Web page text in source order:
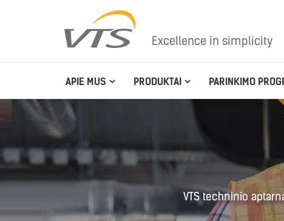
Excellence in simplicity
APIE MUS PRODUKTAI PARINKIMO
VTS techninio